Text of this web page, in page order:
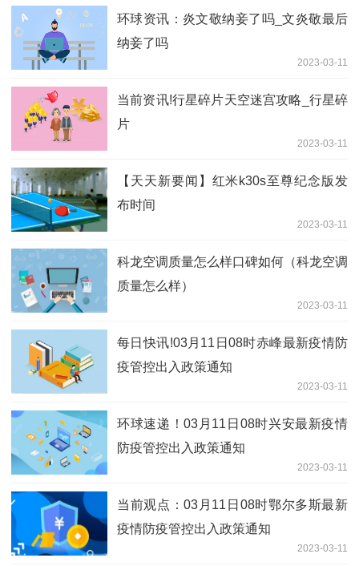
环球资讯：炎文敬纳妾了吗_文炎敬最后
纳妾了吗
2023-03-11
当前资讯!行星碎片天空迷宫攻略_行星碎
片
2023-03-11
【天天新要闻】红米k30s至尊纪念版发
布时间
2023-03-11
科龙空调质量怎么样口碑如何（科龙空调
质量怎么样）
2023-03-11
每日快讯!03月11日08时赤峰最新疫情防
疫管控出入政策通知
2023-03-11
环球速递！03月11日08时兴安最新疫情
防疫管控出入政策通知
2023-03-11
当前观点：03月11日08时鄂尔多斯最新
疫情防疫管控出入政策通知
2023-03-11